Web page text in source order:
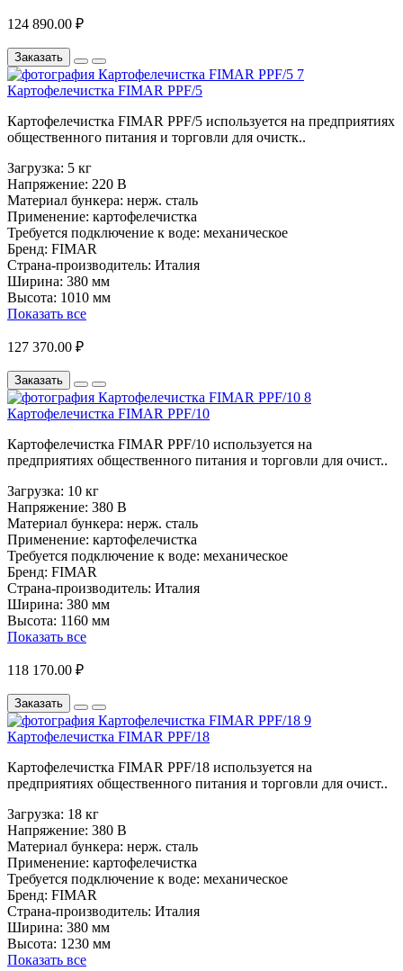
124 890.00 ₽
Заказать
Картофелечистка FIMAR PPF/5
Картофелечистка FIMAR PPF/5 используется на предприятиях
общественного питания и торговли для очистк..
Загрузка: 5 кг
Напряжение: 220 В
Материал бункера: нерж. сталь
Применение: картофелечистка
Требуется подключение к воде: механическое
Бренд: FIMAR
Страна-производитель: Италия
Ширина: 380 мм
Высота: 1010 мм
Показать все
127 370.00 ₽
Заказать
Картофелечистка FIMAR PPF/10
Картофелечистка FIMAR PPF/10 используется на
предприятиях общественного питания и торговли для очист..
Загрузка: 10 кг
Напряжение: 380 В
Материал бункера: нерж. сталь
Применение: картофелечистка
Требуется подключение к воде: механическое
Бренд: FIMAR
Страна-производитель: Италия
Ширина: 380 мм
Высота: 1160 мм
Показать все
118 170.00 ₽
Заказать
Картофелечистка FIMAR PPF/18
Картофелечистка FIMAR PPF/18 используется на
предприятиях общественного питания и торговли для очист..
Загрузка: 18 кг
Напряжение: 380 В
Материал бункера: нерж. сталь
Применение: картофелечистка
Требуется подключение к воде: механическое
Бренд: FIMAR
Страна-производитель: Италия
Ширина: 380 мм
Высота: 1230 мм
Показать все